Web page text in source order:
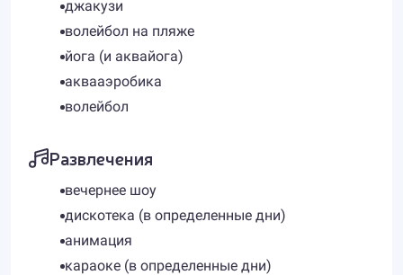
джакузи
волейбол на пляже
йога (и аквайога)
аквааэробика
волейбол
Развлечения
вечернее шоу
дискотека (в определенные дни)
анимация
караоке (в определенные дни)